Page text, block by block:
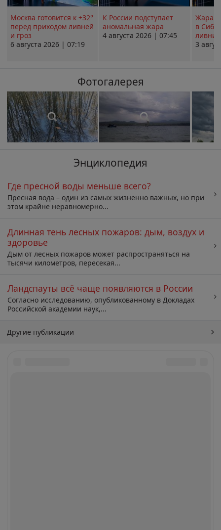
Москва готовится к +32°
перед приходом ливней
и гроз
6 августа 2026 | 07:19
К России подступает
аномальная жара
4 августа 2026 | 07:45
Жара в
в
ливни
3
Фотогалерея
Энциклопедия
Где пресной воды меньше всего?
Пресная вода – один из самых жизненно важных, но при
этом крайне неравномерно...
Длинная тень лесных пожаров: дым, воздух и
здоровье
Дым от лесных пожаров может распространяться на
тысячи километров, пересекая...
Ландспауты всё чаще появляются в России
Согласно исследованию, опубликованному в Докладах
Российской академии наук,...
Другие публикации